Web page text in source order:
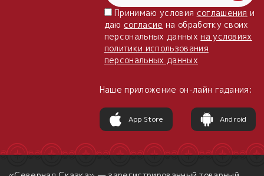
Принимаю условия соглашения и
даю согласие на обработку своих
персональных данныхна условиях
политики использования
персональных данных
Наше приложение он-лайн гадания:
App Store Android